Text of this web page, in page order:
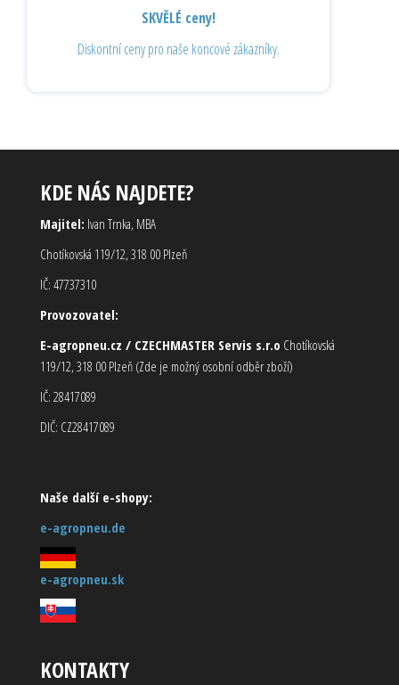
SKVĚLÉ ceny!
Diskontní ceny pro naše koncové zákazníky.
KDE NÁS NAJDETE?
Majitel: Ivan Trnka, MBA
Chotíkovská 119/12, 318 00 Plzeň
IČ: 47737310
Provozovatel:
E-agropneu.cz / CZECHMASTER Servis s.r.o Chotíkovská
119/12, 318 00 Plzeň (Zde je možný osobní odběr zboží)
IČ: 28417089
DIČ: CZ28417089
Naše další e-shopy:
e-agropneu.de
e-agropneu.sk
KONTAKTY